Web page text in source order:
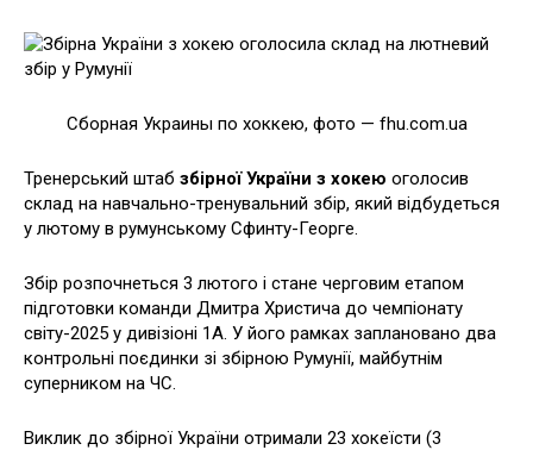
Сборная Украины по хоккею, фото — fhu.com.ua
Тренерський штаб збірної України з хокею оголосив
склад на навчально-тренувальний збір, який відбудеться
у лютому в румунському Сфинту-Георге.
Збір розпочнеться 3 лютого і стане черговим етапом
підготовки команди Дмитра Христича до чемпіонату
світу-2025 у дивізіоні 1А. У його рамках заплановано два
контрольні поєдинки зі збірною Румунії, майбутнім
суперником на ЧС.
Виклик до збірної України отримали 23 хокеїсти (3